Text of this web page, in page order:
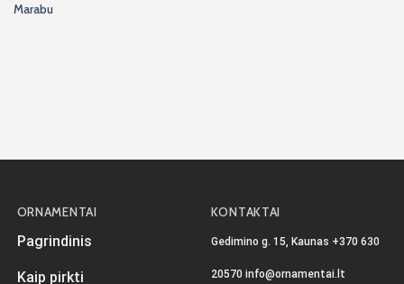
Marabu
ORNAMENTAI
Pagrindinis
Kaip pirkti
KONTAKTAI
Gedimino g. 15, Kaunas +370 630
20570 info@ornamentai.lt